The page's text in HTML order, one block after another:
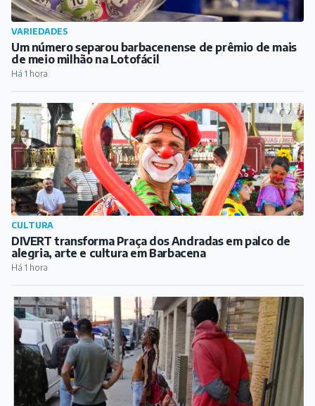
VARIEDADES
Um número separou barbacenense de prêmio de mais
de meio milhão na Lotofácil
Há 1 hora
CULTURA
DIVERT transforma Praça dos Andradas em palco de
alegria, arte e cultura em Barbacena
Há 1 hora